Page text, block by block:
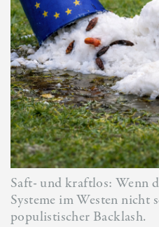
Saft- und kraftlos: Wenn
Systeme im Westen
populistischer Backlash.